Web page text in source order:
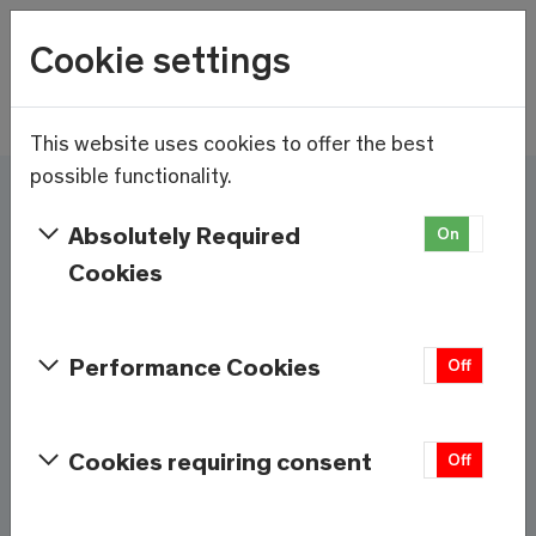
Skip to main content
13.2°C
Wetter
Ici et maintenant - Saas-
Fee/Saastal est prêt
Cookie settings
This website uses cookies to offer the best
possible functionality.
Absolutely Required
Cookies
On
Performance Cookies Off
Cookies requiring consent Off